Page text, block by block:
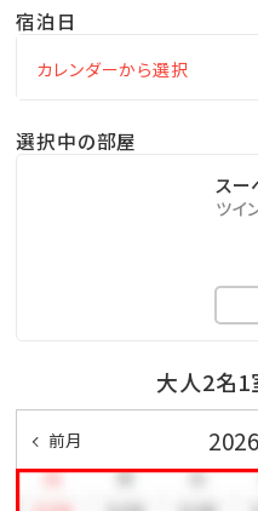
宿泊日
選択中の部屋
スー
ツイ
大人2名1
前月